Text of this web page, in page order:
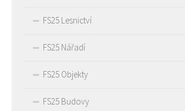
FS25 Lesnictví
FS25 Nářadí
FS25 Objekty
FS25 Budovy